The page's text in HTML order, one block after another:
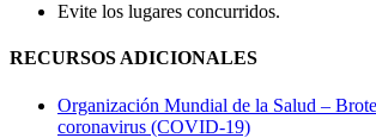
Evite los lugares concurridos.
RECURSOS ADICIONALES
Organización Mundial de la Salud –
coronavirus (COVID-19)